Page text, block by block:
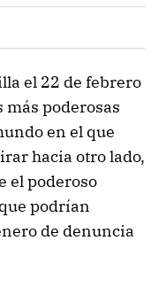
el 22 de febrero
más poderosas
en el que
hacia otro lado,
el poderoso
podrían
de denuncia